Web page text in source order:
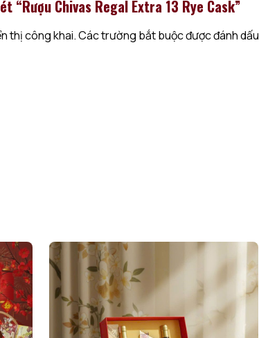
“Rượu Chivas Regal Extra 13 Rye Cask”
thị công khai.Các trường bắt buộc được đánh dấu